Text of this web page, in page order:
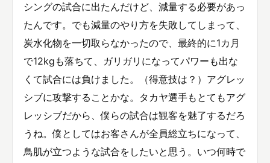
シングの試合に出たんだけど、減量する必要があっ
たんです。でも減量のやり方を失敗してしまって、
炭水化物を一切取らなかったので、最終的に1カ月
で12kgも落ちて、ガリガリになってパワーも出な
くて試合には負けました。（得意技は？）アグレッ
シブに攻撃することかな。タカヤ選手もとてもアグ
レッシブだから、僕らの試合は観客を魅了するだろ
うね。僕としてはお客さんが全員総立ちになって、
鳥肌が立つような試合をしたいと思う。いつ何時で